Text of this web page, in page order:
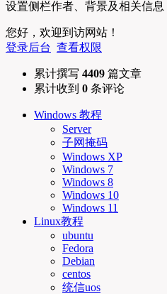
设置侧栏作者、背景及相关信息
您好，欢迎到访网站！
登录后台 查看权限
累计撰写 4409 篇文章
累计收到 0 条评论
Windows 教程
Server
子网掩码
Windows XP
Windows 7
Windows 8
Windows 10
Windows 11
Linux教程
ubuntu
Fedora
Debian
centos
统信uos